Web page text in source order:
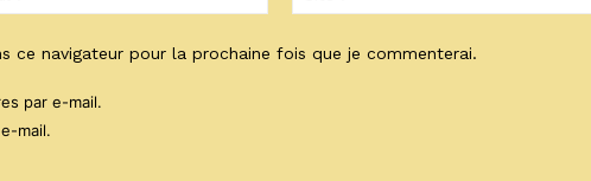
:*
ce navigateur pour la prochaine fois que je commenterai.
par e-mail.
mail.